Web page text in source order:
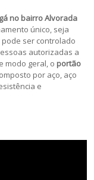
no bairro Alvorada
único, seja
ser controlado
autorizadas a
modo geral, o portão
por aço, aço
e